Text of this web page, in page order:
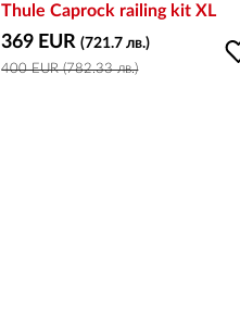
Thule Caprock railing kit XL
369 EUR(721.7 лв.)
400 EUR (782.33 лв.)